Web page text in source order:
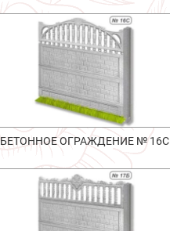
БЕТОННОЕ ОГРАЖДЕНИЕ № 16С